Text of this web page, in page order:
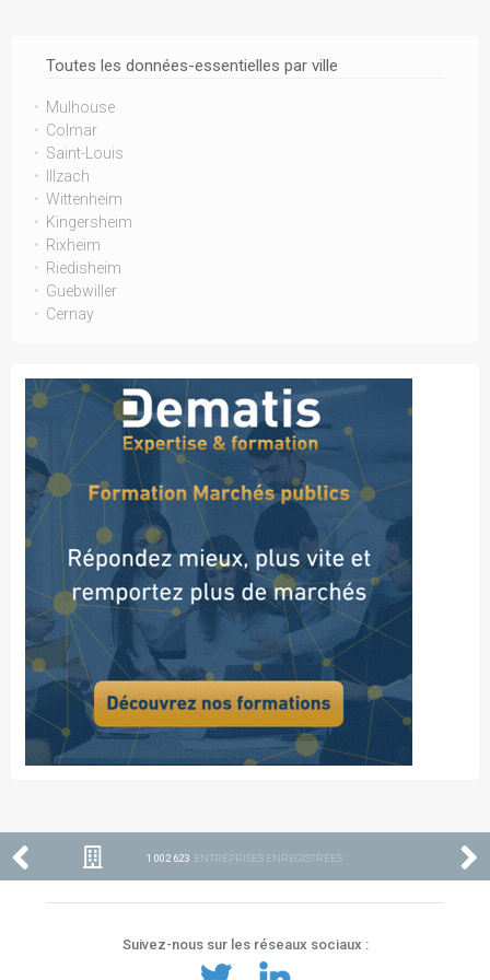
Toutes les données-essentielles par ville
Mulhouse
Colmar
Saint-Louis
Illzach
Wittenheim
Kingersheim
Rixheim
Riedisheim
Guebwiller
Cernay
1 002 623 ENTREPRISES ENREGISTRÉES
Suivez-nous sur les réseaux sociaux :